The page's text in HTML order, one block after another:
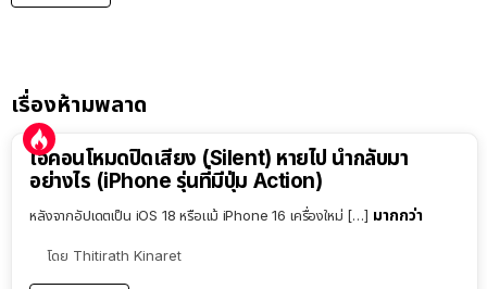
เรื่องห้ามพลาด
ไอคอนโหมดปิดเสียง (Silent) หายไป นำกลับมา
อย่างไร (iPhone รุ่นที่มีปุ่ม Action)
หลังจากอัปเดตเป็น iOS 18 หรือแม้ iPhone 16 เครื่องใหม่ […] มากกว่า
โดย Thitirath Kinaret